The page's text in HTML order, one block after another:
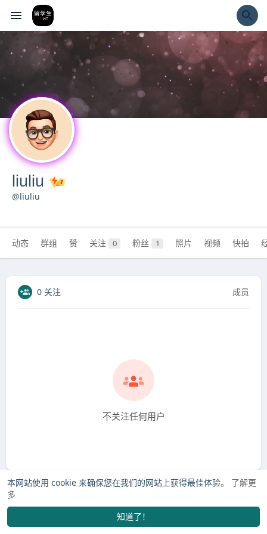
本网站使用 cookie 来确保您在我们的网站上获得最佳体验。 了解更
多
知道了！
经验市
liuliu
@liuliu
动态 群组 赞 关注 0 粉丝 1 照片 视频 快拍
0 关注 成员
不关注任何用户
发布